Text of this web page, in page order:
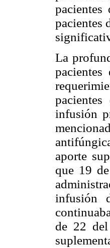
pacientes
La
infusión
aporte
que 19
infusión
de 22